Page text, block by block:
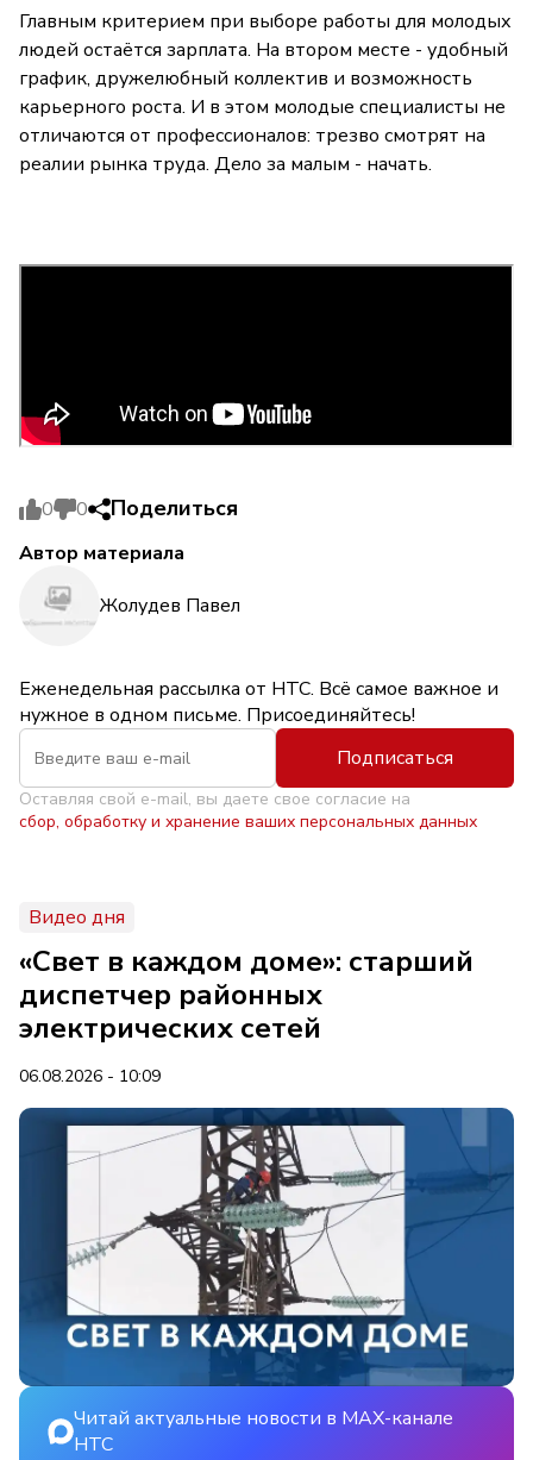
Главным критерием при выборе работы для молодых
людей остаётся зарплата. На втором месте - удобный
график, дружелюбный коллектив и возможность
карьерного роста. И в этом молодые специалисты не
отличаются от профессионалов: трезво смотрят на
реалии рынка труда. Дело за малым - начать.
0 0 Поделиться
Автор материала
Жолудев Павел
Еженедельная рассылка от НТС. Всё самое важное и
нужное в одном письме. Присоединяйтесь!
Подписаться
Оставляя свой e-mail, вы даете свое согласие на
сбор, обработку и хранение ваших персональных данных
Видео дня
«Свет в каждом доме»: старший
диспетчер районных
электрических сетей
06.08.2026 - 10:09
Читай актуальные новости в MAX-канале
НТС